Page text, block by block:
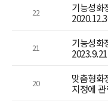
22
기능성화
21
기능성화
20
맞춤형화
지정에